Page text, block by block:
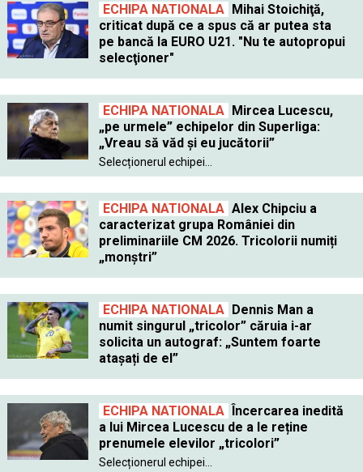
ECHIPA NATIONALA Mihai Stoichiţă,
criticat după ce a spus că ar putea sta
pe bancă la EURO U21. "Nu te autopropui
selecţioner"
ECHIPA NATIONALA Mircea Lucescu,
„pe urmele” echipelor din Superliga:
„Vreau să văd și eu jucătorii”
Selecționerul echipei...
ECHIPA NATIONALA Alex Chipciu a
caracterizat grupa României din
preliminariile CM 2026. Tricolorii numiți
„monștri”
ECHIPA NATIONALA Dennis Man a
numit singurul „tricolor” căruia i-ar
solicita un autograf: „Suntem foarte
atașați de el”
ECHIPA NATIONALA Încercarea inedită
a lui Mircea Lucescu de a le reține
prenumele elevilor „tricolori”
Selecționerul echipei...